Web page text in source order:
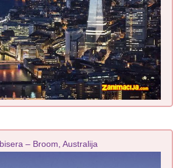
– Broom, Australija